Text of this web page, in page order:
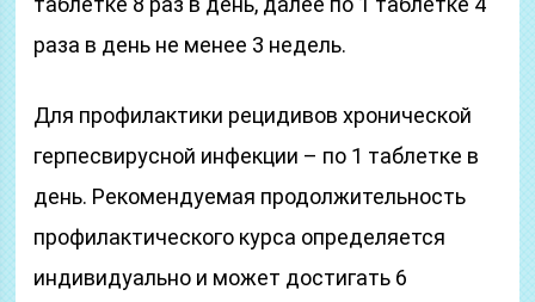
раза в день не менее 3 недель.
Для профилактики рецидивов хронической
герпесвирусной инфекции – по 1 таблетке в
день. Рекомендуемая продолжительность
профилактического курса определяется
индивидуально и может достигать 6